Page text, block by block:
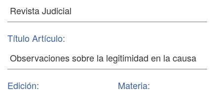
Título Artículo:
Edición: Materia: